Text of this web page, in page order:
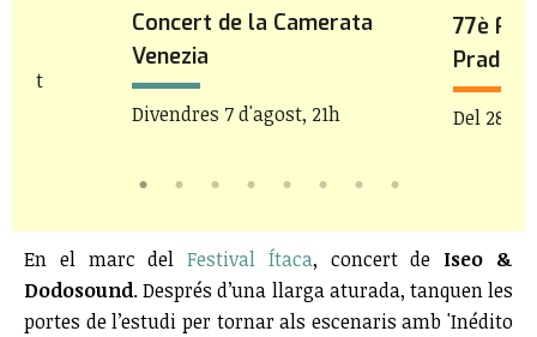
Concert de la Camerata
Venezia
Divendres 7 d'agost, 21h
77è
Prada
Del 28
En el marc delFestival Ítaca, concert de Iseo &
Dodosound. Després d’una llarga aturada, tanquen les
portes de l’estudi per tornar als escenaris amb 'Inédito